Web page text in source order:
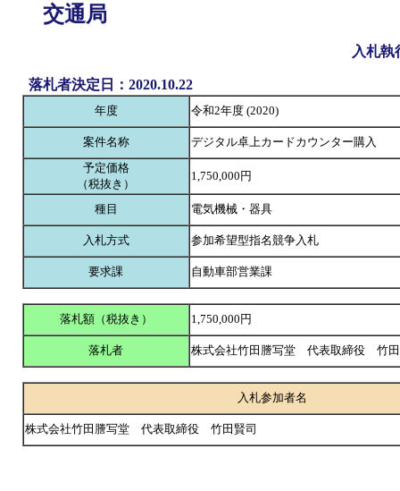
交通局
入札執
落札者決定日：2020.10.22
年度 令和2年度 (2020)
案件名称
デジタル卓上カードカウンター購入
予定価格
（税抜き）
1,750,000円
種目 電気機械・器具
入札方式 参加希望型指名競争入札
要求課 自動車部営業課
落札額（税抜き） 1,750,000円
落札者 株式会社竹田謄写堂 代表取締役 竹
入札参加者名
株式会社竹田謄写堂 代表取締役 竹田賢司